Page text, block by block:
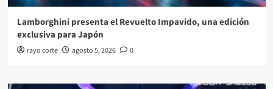
Lamborghini presenta el Revuelto Impavido, una edición
exclusiva para Japón
rayo corte agosto 5, 2026 0